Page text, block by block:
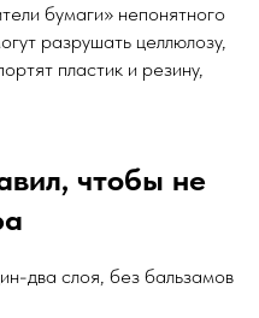
бумаги» непонятного
разрушать целлюлозу,
пластик и резину,
чтобы не
два слоя, без бальзамов